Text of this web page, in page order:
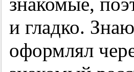
и гладко.
оформлял